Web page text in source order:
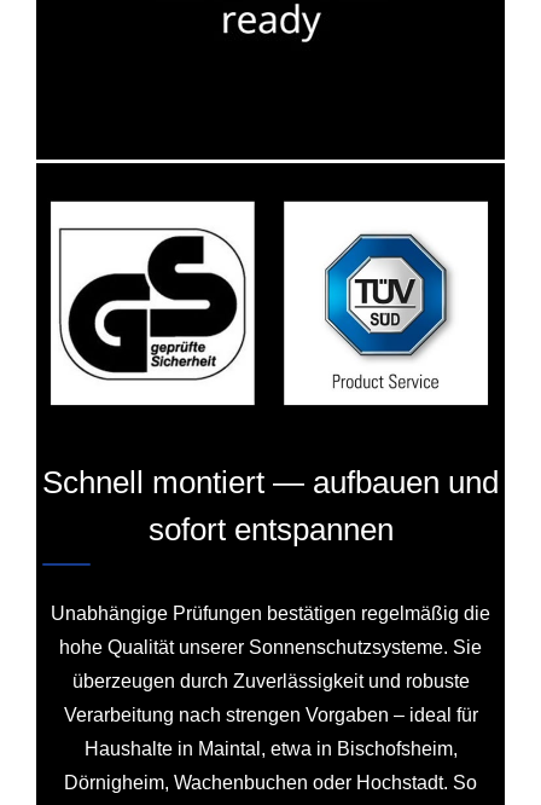
Schnell montiert — aufbauen und
sofort entspannen
Unabhängige Prüfungen bestätigen regelmäßig die
hohe Qualität unserer Sonnenschutzsysteme. Sie
überzeugen durch Zuverlässigkeit und robuste
Verarbeitung nach strengen Vorgaben – ideal für
Haushalte in Maintal, etwa in Bischofsheim,
Dörnigheim, Wachenbuchen oder Hochstadt. So